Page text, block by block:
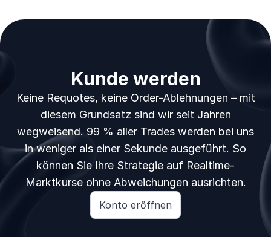
Kunde werden
Keine Requotes, keine Order-Ablehnungen – mit
diesem Grundsatz sind wir seit Jahren
wegweisend. 99 % aller Trades werden bei uns
in weniger als einer Sekunde ausgeführt. So
können Sie Ihre Strategie auf Realtime-
Marktkurse ohne Abweichungen ausrichten.
Konto eröffnen